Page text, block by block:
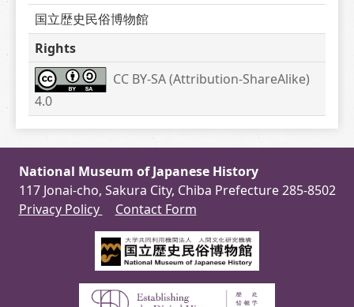
国立歴史民俗博物館
Rights
CC BY-SA (Attribution-ShareAlike)
4.0
National Museum of Japanese History
117 Jonai-cho, Sakura City, Chiba Prefecture 285-8502
Privacy Policy
Contact Form